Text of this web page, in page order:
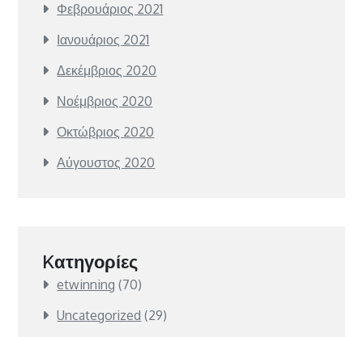
Φεβρουάριος 2021
Ιανουάριος 2021
Δεκέμβριος 2020
Νοέμβριος 2020
Οκτώβριος 2020
Αύγουστος 2020
Kατηγορίες
etwinning (70)
Uncategorized (29)